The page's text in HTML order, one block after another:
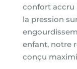
confort accru
la pression
enfant, notre
conçu